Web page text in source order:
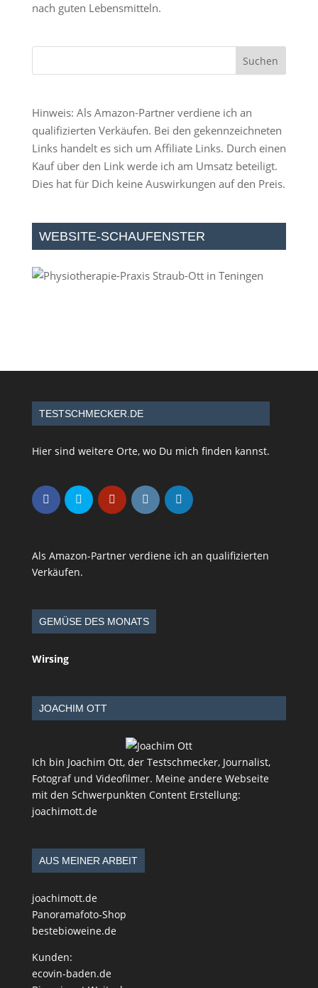
nach guten Lebensmitteln.
Hinweis: Als Amazon-Partner verdiene ich an
qualifizierten Verkäufen. Bei den gekennzeichneten
Links handelt es sich um Affiliate Links. Durch einen
Kauf über den Link werde ich am Umsatz beteiligt.
Dies hat für Dich keine Auswirkungen auf den Preis.
WEBSITE-SCHAUFENSTER
TESTSCHMECKER.DE
Hier sind weitere Orte, wo Du mich finden kannst.
Als Amazon-Partner verdiene ich an qualifizierten
Verkäufen.
GEMÜSE DES MONATS
Wirsing
JOACHIM OTT
Ich bin Joachim Ott, der Testschmecker, Journalist,
Fotograf und Videofilmer. Meine andere Webseite
mit den Schwerpunkten Content Erstellung:
joachimott.de
AUS MEINER ARBEIT
joachimott.de
Panoramafoto-Shop
bestebioweine.de
Kunden:
ecovin-baden.de